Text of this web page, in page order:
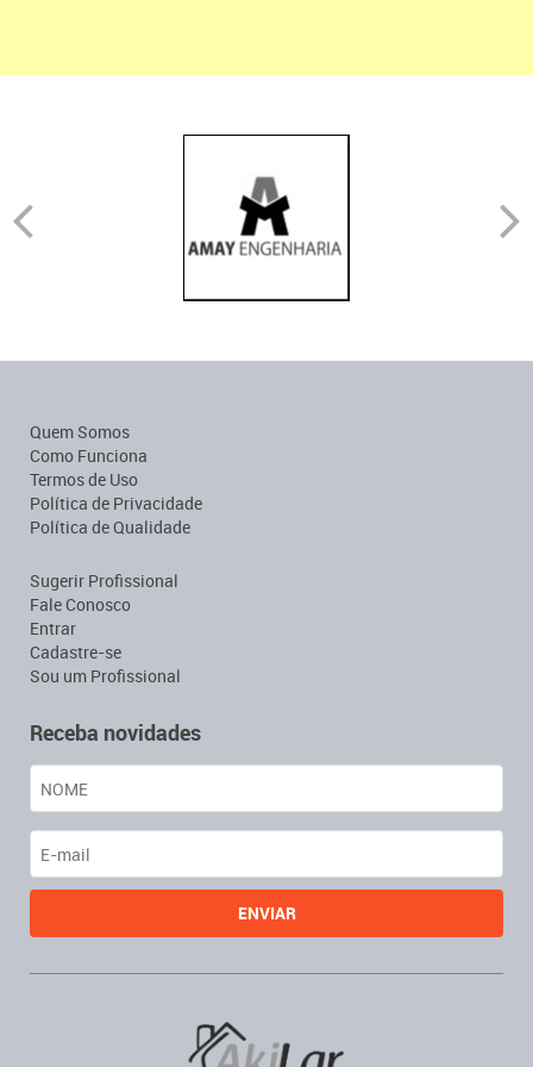
Quem Somos
Como Funciona
Termos de Uso
Política de Privacidade
Política de Qualidade
Sugerir Profissional
Fale Conosco
Entrar
Cadastre-se
Sou um Profissional
Receba novidades